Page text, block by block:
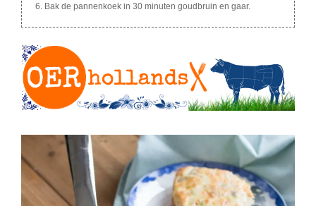
Bak de pannenkoek in 30 minuten goudbruin en gaar.